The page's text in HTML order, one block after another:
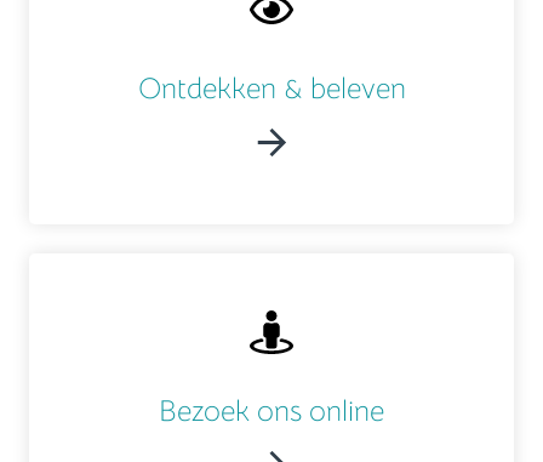
Ontdekken & beleven
Bezoek ons online